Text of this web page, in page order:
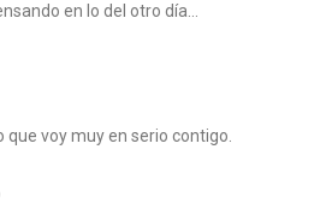
en lo del otro día…
que voy muy en serio contigo.